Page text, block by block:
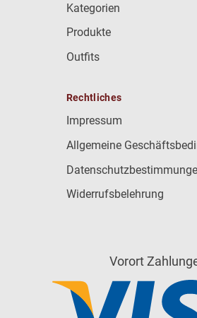
Kategorien
Produkte
Outfits
Rechtliches
Impressum
Allgemeine
Widerrufsbelehrung
Vorort